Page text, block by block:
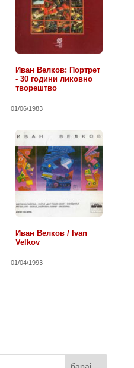
Иван Велков: Портрет
- 30 години ликовно
творештво
01/06/1983
Иван Велков / Ivan
Velkov
01/04/1993